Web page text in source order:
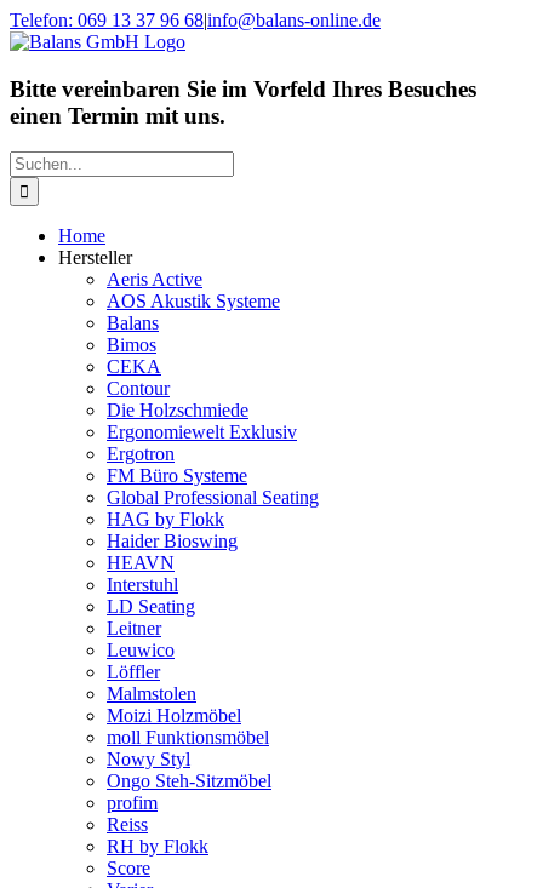
Zum
Inhalt
Telefon: 069 13 37 96 68|info@balans-online.de
Facebook
Instagram
YouTube
Bitte vereinbaren Sie im Vorfeld Ihres Besuches
einen Termin mit uns.
Suche
nach:
Home
Hersteller
Aeris Active
AOS Akustik Systeme
Balans
Bimos
CEKA
Contour
Die Holzschmiede
Ergonomiewelt Exklusiv
Ergotron
FM Büro Systeme
Global Professional Seating
HAG by Flokk
Haider Bioswing
HEAVN
Interstuhl
LD Seating
Leitner
Leuwico
Löffler
Malmstolen
Moizi Holzmöbel
moll Funktionsmöbel
Nowy Styl
Ongo Steh-Sitzmöbel
profim
Reiss
RH by Flokk
Score